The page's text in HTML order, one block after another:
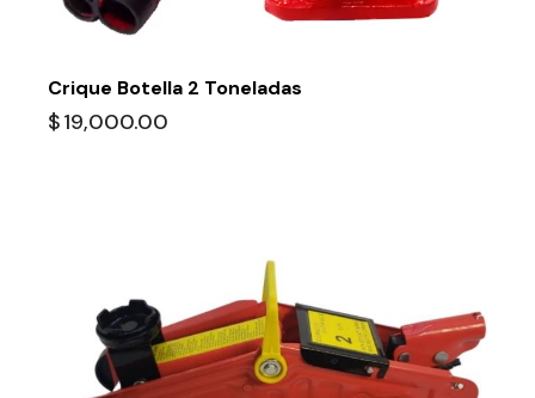
Crique Botella 2 Toneladas
$19,000.00